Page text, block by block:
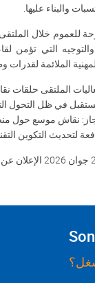
والبناء عليها.
للعموم خلال
التي تؤمن
الملائمة
الملتقى حلقات
في ظل التحول
نقاش موسع حول
لتحديث التكوين